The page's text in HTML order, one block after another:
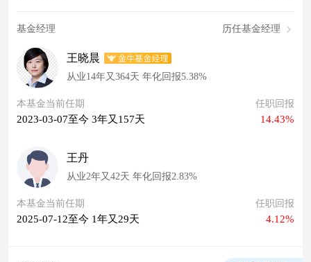
基金经理 历任基金经理
王晓晨
从业14年又364天 年化回报5.38%
本基金当前任期
2023-03-07至今 3年又157天
任职回报
14.43%
王丹
从业2年又42天 年化回报2.83%
本基金当前任期
2025-07-12至今 1年又29天
任职回报
4.12%